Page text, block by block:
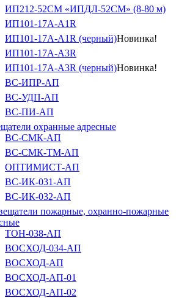
ИП212-52СМ «ИПДЛ-52СМ» (8-80 м)
ИП101-17А-A1R
ИП101-17А-A1R (черный)Новинка!
ИП101-17А-A3R
ИП101-17А-A3R (черный)Новинка!
ВС-ИПР-АП
ВС-УДП-АП
ВС-ПИ-АП
охранные адресные
ВС-СМК-АП
ВС-СМК-ТМ-АП
ОПТИМИСТ-АП
ВС-ИК-031-АП
ВС-ИК-032-АП
пожарные, охранно-пожарные
ТОН-038-АП
ВОСХОД-034-АП
ВОСХОД-АП
ВОСХОД-АП-01
ВОСХОД-АП-02